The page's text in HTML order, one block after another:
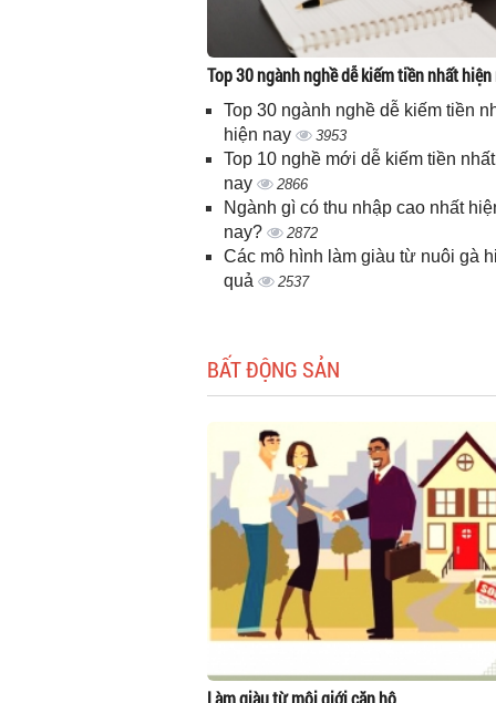
Top 30 ngành nghề dễ kiếm tiền nhất hiện
Top 30 ngành nghề dễ kiếm tiền
hiện nay
3953
Top 10 nghề mới dễ kiếm tiền
nay
2866
Ngành gì có thu nhập cao nhất
nay?
2872
Các mô hình làm giàu từ nuôi gà
quả
2537
BẤT ĐỘNG SẢN
Làm giàu từ môi giới căn hộ